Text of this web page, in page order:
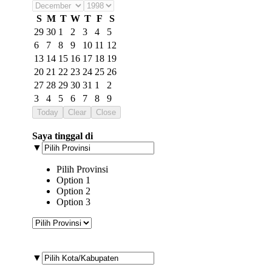
S M T W T F
S
29 30 1 2 3 4
5
6
7 8 9 10 11 12
13 14 15 16 17 18 19
20 21 22 23 24 25 26
27 28 29 30 31 1
2
3
4 5 6 7 8 9
Today Clear Close
Saya tinggal di
▼
Pilih Provinsi
Option 1
Option 2
Option 3
▼